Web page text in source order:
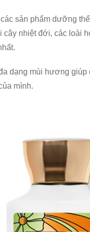
sản phẩm dưỡng
nhiệt đới, các loài
dạng mùi hương
mình.